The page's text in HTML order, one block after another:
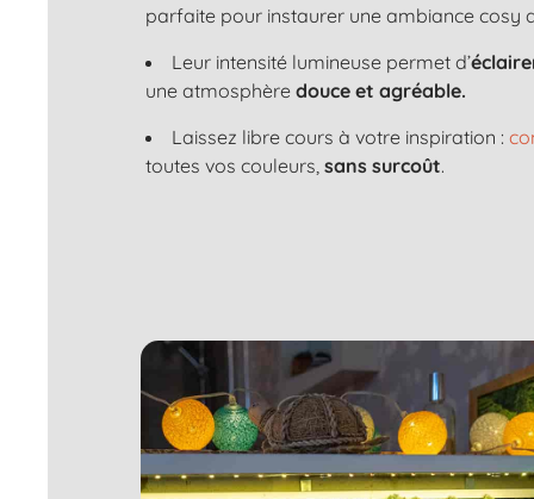
parfaite pour instaurer une ambiance cosy
Leur intensité lumineuse permet d’
une atmosphère douce et agréable.
Laissez libre cours à votre inspiration :
toutes vos couleurs, sans surcoût.